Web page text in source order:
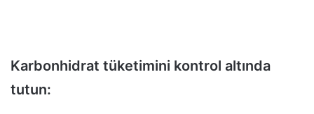
Karbonhidrat tüketimini kontrol altında
tutun: